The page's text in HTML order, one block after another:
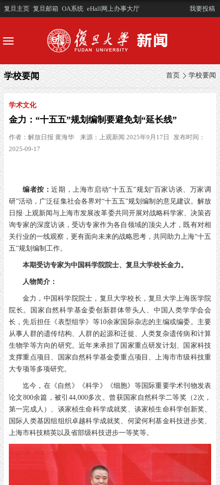
复旦主页 复旦邮箱 OA系统 eHall网上办事大厅 我要投稿
首页 学校要闻
学校要闻
学术文化
金力：“十五五”规划编制要避免划“延长线”
作者： 解放日报 黄海华 来源： 上观新闻 2025年9月17日
发布时间：
2025-09-17
编者按：近期，上海市启动“十五五”规划“百家访谈、万家调
研”活动，广泛征集社会各界对“十五五”规划编制的意见建议。解放
日报·上观新闻与上海市发展改革委共同开展对战略科学家、决策咨
询专家的深度访谈，受访专家作为各自领域的顶尖人才，既有对相
关行业的一线观察，更有面向未来的战略思考，共同助力上海“十五
五”规划编制工作。
本期受访专家为中国科学院院士、复旦大学校长金力。
人物简介：
金力，中国科学院院士，复旦大学校长，复旦大学上海医学院
院长。国家自然科学基金委创新群体带头人、中国人类学学会会
长，先后担任《表型组学》等10余家国际杂志的主编或编委。主要
从事人群的遗传结构、人群的起源和迁徙、人类复杂遗传病和计算
生物学等方向的研究。近年来承担了国家重点研发计划、国家科技
支撑重点项目、国家自然科学基金委重点项目、上海市市级科技重
大专项等多项研究。
迄今，在《自然》《科学》《细胞》等国际重要学术刊物发表
论文800余篇，被引44,000多次。曾获国家自然科学二等奖（2次，
第一完成人）、谈家桢生命科学成就奖、谈家桢生命科学创新奖、
国际人类基因组组织卓越科学成就奖、何梁何利基金科技进步奖、
上海市科技精英以及省部级科技进步一等奖等。